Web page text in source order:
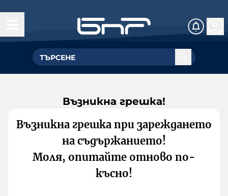
Възникна грешка!
Възникна грешка при зареждането
на съдържанието!
Моля, опитайте отново по-
късно!